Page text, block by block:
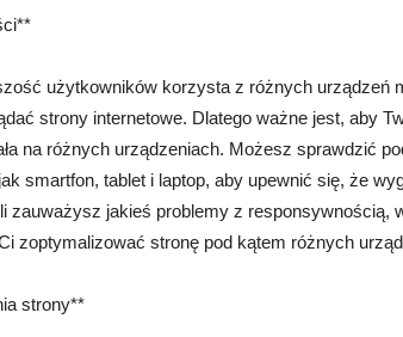
użytkowników korzysta z różnych urządzeń
strony internetowe. Dlatego ważne jest, aby
na różnych urządzeniach. Możesz sprawdzić
smartfon, tablet i laptop, aby upewnić się, że
zauważysz jakieś problemy z responsywnością,
zoptymalizować stronę pod kątem różnych
strony**